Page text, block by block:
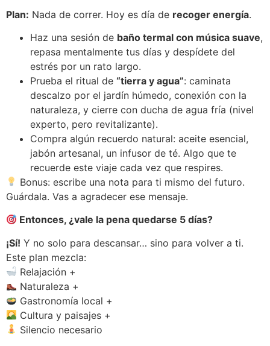
Plan: Nada de correr. Hoy es día de recoger energía.
Haz una sesión de baño termal con música suave,
repasa mentalmente tus días y despídete del
estrés por un rato largo.
Prueba el ritual de “tierra y agua”: caminata
descalzo por el jardín húmedo, conexión con la
naturaleza, y cierre con ducha de agua fría (nivel
experto, pero revitalizante).
Compra algún recuerdo natural: aceite esencial,
jabón artesanal, un infusor de té. Algo que te
recuerde este viaje cada vez que respires.
Bonus: escribe una nota para ti mismo del futuro.
Guárdala. Vas a agradecer ese mensaje.
Entonces, ¿vale la pena quedarse 5 días?
¡Sí! Y no solo para descansar… sino para volver a ti.
Este plan mezcla:
Relajación +
Naturaleza +
Gastronomía local +
Cultura y paisajes +
Silencio necesario